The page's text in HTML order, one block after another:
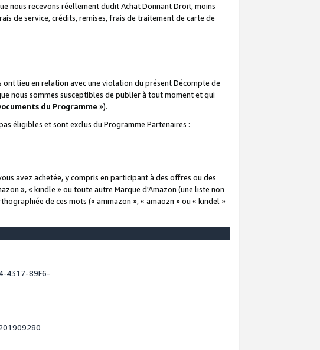
nous recevons réellement dudit Achat Donnant Droit, moins
de service, crédits, remises, frais de traitement de carte de
lieu en relation avec une violation du présent Décompte de
nous sommes susceptibles de publier à tout moment et qui
du Programme »).
éligibles et sont exclus du Programme Partenaires :
avez achetée, y compris en participant à des offres ou des
», « kindle » ou toute autre Marque d'Amazon (une liste non
de ces mots (« ammazon », « amaozn » ou « kindel »
4317-89F6-